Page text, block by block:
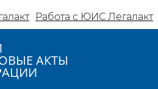
Работа с ЮИС Легалакт
АКТЫ